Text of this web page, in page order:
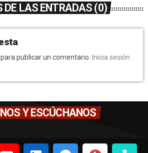
DE LAS ENTRADAS (0)
publicar un comentario.
Inicia sesión
Y ESCÚCHANOS